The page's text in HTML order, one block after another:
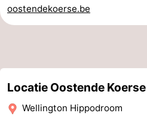
oostendekoerse.be
Locatie Oostende Koerse
Wellington Hippodroom